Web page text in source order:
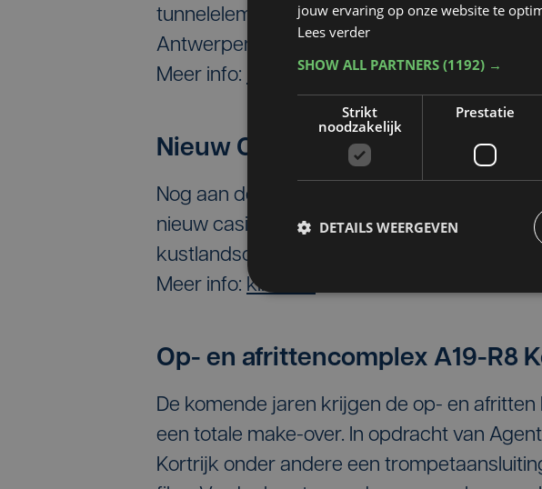
tunnelelementen moet in de toekomst de
Antwerpen met elkaar verbinden.
Meer info:
klik hier.
Nieuw Casino Middelkerke
Nog aan de kust zijn ze in Middelkerke
nieuw casino. Het nieuwe casino moet
kustlandschap en een belangrijke
Meer info: klik hier.
Op- en afrittencomplex A19-R8
De komende jaren krijgen de op- en afritten
een totale make-over. In opdracht van
Kortrijk onder andere een
jouw ervaring op onze website te
Lees verder
SHOW ALL PARTNERS (1192) →
Strikt
noodzakelijk
Prestatie
DETAILS WEERGEVEN